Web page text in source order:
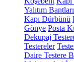
Yalıtım Bantları
Kapı Dürbünü
Gönye Posta
Dekupaj
Testereler
Daire Testere